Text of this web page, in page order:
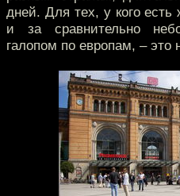
дней. Для тех, у кого есть
и за сравнительно
галопом по европам, – это